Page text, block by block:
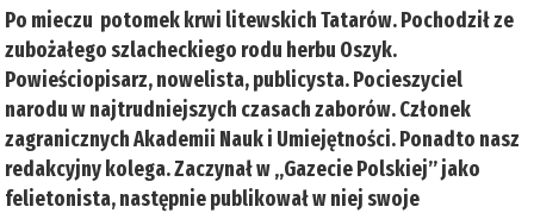
Po mieczu potomek krwi litewskich Tatarów. Pochodził ze
zubożałego szlacheckiego rodu herbu Oszyk.
Powieściopisarz, nowelista, publicysta. Pocieszyciel
narodu w najtrudniejszych czasach zaborów. Członek
zagranicznych Akademii Nauk i Umiejętności. Ponadto nasz
redakcyjny kolega. Zaczynał w „Gazecie Polskiej” jako
felietonista, następnie publikował w niej swoje